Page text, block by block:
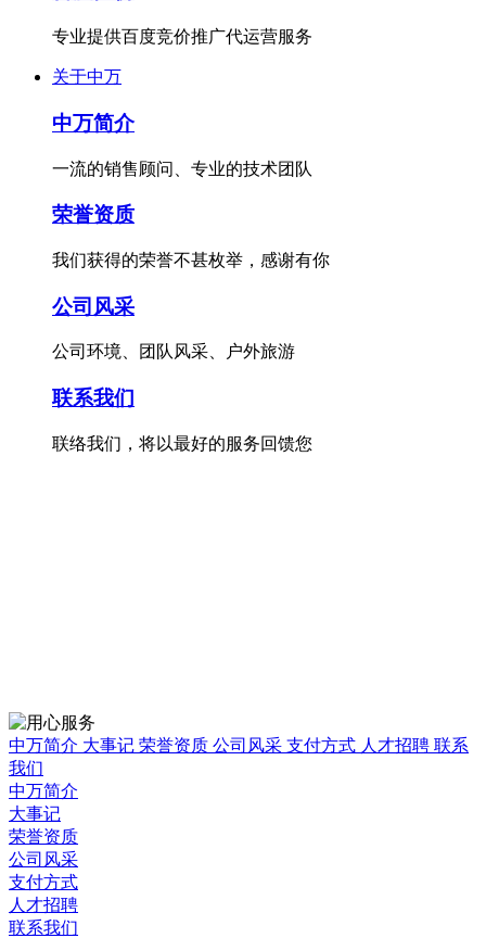
专业提供百度竞价推广代运营服务
关于中万
中万简介
一流的销售顾问、专业的技术团队
荣誉资质
我们获得的荣誉不甚枚举，感谢有你
公司风采
公司环境、团队风采、户外旅游
联系我们
联络我们，将以最好的服务回馈您
中万简介 大事记 荣誉资质 公司风采 支付方式 人才招聘 联系
我们
中万简介
大事记
荣誉资质
公司风采
支付方式
人才招聘
联系我们